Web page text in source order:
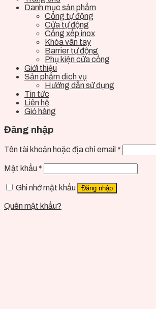
Danh mục sản phẩm
Cổng tự động
Cửa tự động
Cổng xếp inox
Khóa vân tay
Barrier tự động
Phụ kiện cửa cổng
Giới thiệu
Sản phẩm dịch vụ
Hướng dẫn sử dụng
Tin tức
Liên hệ
Giỏ hàng
Đăng nhập
Tên tài khoản hoặc địa chỉ email *
Mật khẩu *
Ghi nhớ mật khẩu Đăng nhập
Quên mật khẩu?